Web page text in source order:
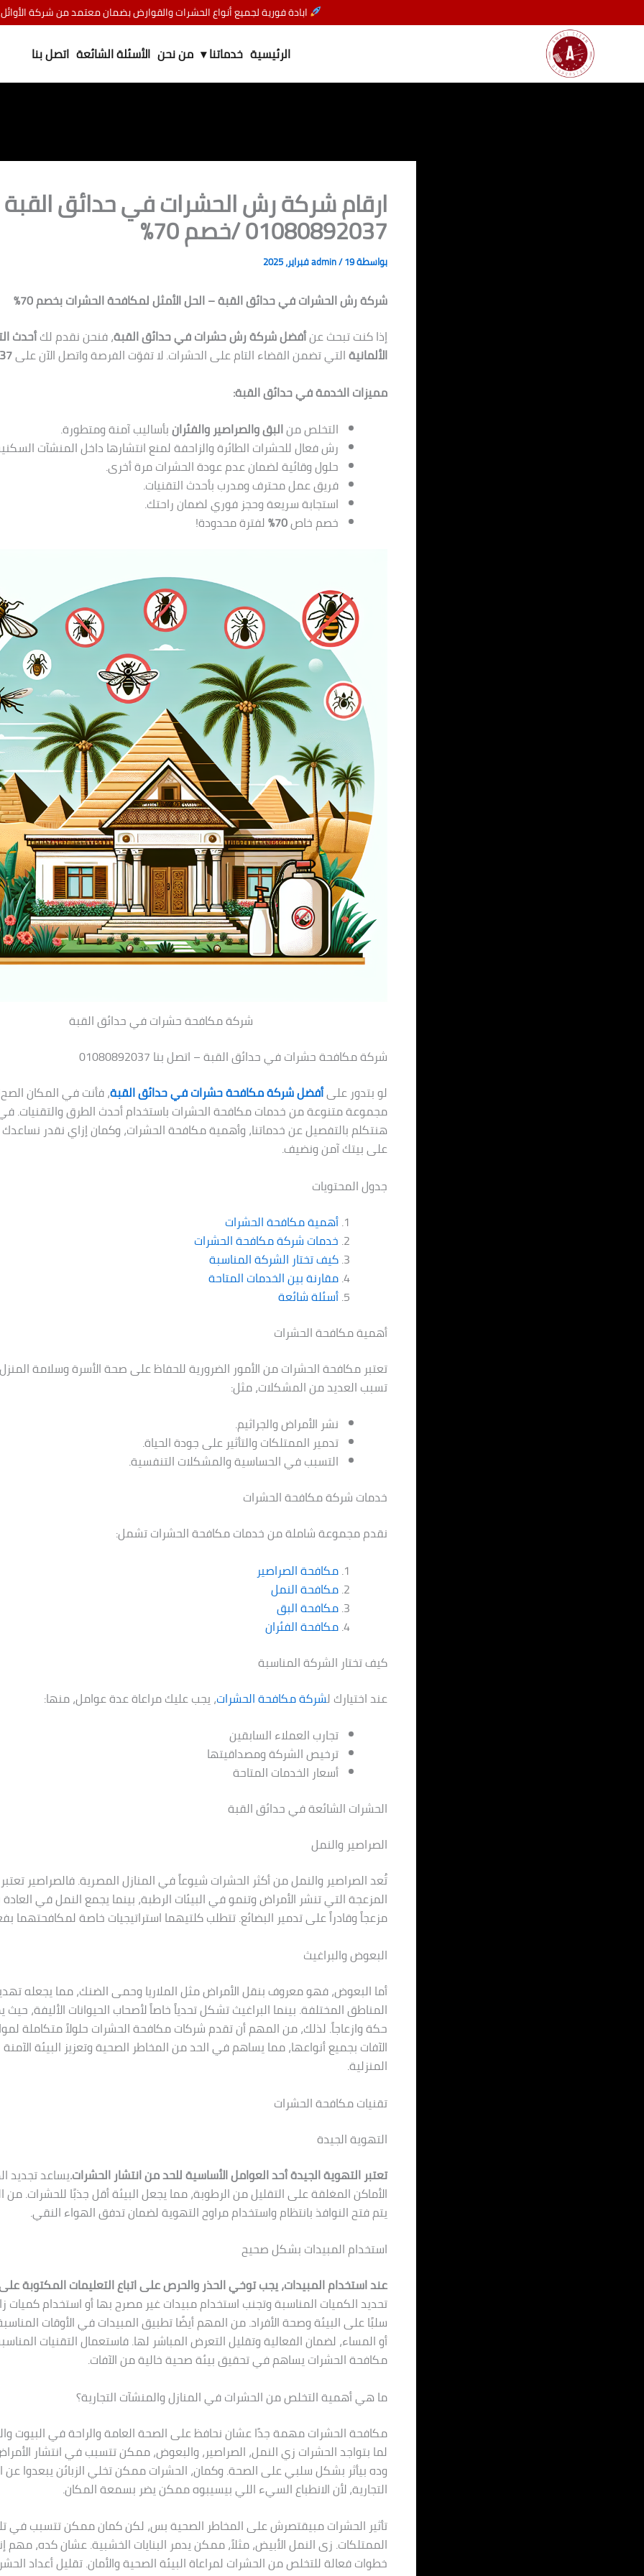
إلى
ابادة فورية لجميع أنواع الحشرات والقوارض بضمان معتمد من شركة الأوائل
الرئيسية خدماتنا ▾ من نحن الأسئلة الشائعة اتصل بنا
ارقام شركة رش الحشرات في حدائق القبة
01080892037 /خصم 70%
بواسطة admin/19 فبراير، 2025
شركة رش الحشرات في حدائق القبة – الحل الأمثل لمكافحة الحشرات بخصم 70%
إذا كنت تبحث عنأفضل شركة رش حشرات في حدائق القبة، فنحن نقدم لكأحدث
الألمانيةالتي تضمن القضاء التام على الحشرات. لا تفوّت الفرصة واتصل الآن على
مميزات الخدمة في حدائق القبة:
التخلص منالبق والصراصير والفئرانبأساليب آمنة ومتطورة.
رش فعال للحشرات الطائرة والزاحفة لمنع انتشارها داخل المنشآت
حلول وقائية لضمان عدم عودة الحشرات مرة أخرى.
فريق عمل محترف ومدرب بأحدث التقنيات.
استجابة سريعة وحجز فوري لضمان راحتك.
خصم خاص70% لفترة محدودة!
شركة مكافحة حشرات في حدائق القبة
شركة مكافحة حشرات في حدائق القبة – اتصل بنا 01080892037
لو بتدور علىأفضل شركة مكافحة حشرات في حدائق القبة، فأنت في المكان
مجموعة متنوعة من خدمات مكافحة الحشرات باستخدام أحدث الطرق والتقنيات.
هنتكلم بالتفصيل عن خدماتنا، وأهمية مكافحة الحشرات، وكمان إزاي نقدر
على بيتك آمن ونضيف.
جدول المحتويات
أهمية مكافحة الحشرات
خدمات شركة مكافحة الحشرات
كيف تختار الشركة المناسبة
مقارنة بين الخدمات المتاحة
أسئلة شائعة
أهمية مكافحة الحشرات
تعتبر مكافحة الحشرات من الأمور الضرورية للحفاظ على صحة الأسرة وسلامة
تسبب العديد من المشكلات، مثل:
نشر الأمراض والجراثيم.
تدمير الممتلكات والتأثير على جودة الحياة.
التسبب في الحساسية والمشكلات التنفسية.
خدمات شركة مكافحة الحشرات
نقدم مجموعة شاملة من خدمات مكافحة الحشرات تشمل:
مكافحة الصراصير
مكافحة النمل
مكافحة البق
مكافحة الفئران
كيف تختار الشركة المناسبة
عند اختيارك لشركة مكافحة الحشرات، يجب عليك مراعاة عدة عوامل، منها:
تجارب العملاء السابقين
ترخيص الشركة ومصداقيتها
أسعار الخدمات المتاحة
الحشرات الشائعة في حدائق القبة
الصراصير والنمل
تُعد الصراصير والنمل من أكثر الحشرات شيوعاً في المنازل المصرية. فالصراصير
المزعجة التي تنشر الأمراض وتنمو في البيئات الرطبة، بينما يجمع النمل في
مزعجاً وقادراً على تدمير البضائع. تتطلب كلتيهما استراتيجيات خاصة لمكافحتهما
البعوض والبراغيث
أما البعوض، فهو معروف بنقل الأمراض مثل الملاريا وحمى الضنك، مما يجعله
المناطق المختلفة. بينما البراغيث تشكل تحدياً خاصاً لأصحاب الحيوانات الأليفة،
حكة وازعاجاً. لذلك، من المهم أن تقدم شركات مكافحة الحشرات حلولاً متكاملة
الآفات بجميع أنواعها، مما يساهم في الحد من المخاطر الصحية وتعزيز البيئة الآمنة
المنزلية.
تقنيات مكافحة الحشرات
التهوية الجيدة
تعتبر التهوية الجيدة أحد العوامل الأساسية للحد من انتشار الحشرات.يساعد تجديد
الأماكن المغلقة على التقليل من الرطوبة، مما يجعل البيئة أقل جذبًا للحشرات. من
يتم فتح النوافذ بانتظام واستخدام مراوح التهوية لضمان تدفق الهواء النقي.
استخدام المبيدات بشكل صحيح
عند استخدام المبيدات، يجب توخي الحذر والحرص على اتباع التعليمات المكتوبة
تحديد الكميات المناسبة وتجنب استخدام مبيدات غير مصرح بها أو استخدام كميات
سلبًا على البيئة وصحة الأفراد. من المهم أيضًا تطبيق المبيدات في الأوقات
أو المساء، لضمان الفعالية وتقليل التعرض المباشر لها. فاستعمال التقنيات
مكافحة الحشرات يساهم في تحقيق بيئة صحية خالية من الآفات.
ما هي أهمية التخلص من الحشرات في المنازل والمنشآت التجارية؟
مكافحة الحشرات مهمة جدًا عشان نحافظ على الصحة العامة والراحة في البيوت
لما بتواجد الحشرات زي النمل، الصراصير، والبعوض، ممكن تتسبب في انتشار
وده بيأثر بشكل سلبي على الصحة. وكمان، الحشرات ممكن تخلي الزبائن يبعدوا عن
التجارية، لأن الانطباع السيء اللي بيسيبوه ممكن يضر بسمعة المكان.
تأثير الحشرات مبيقتصرش على المخاطر الصحية بس، لكن كمان ممكن تتسبب في
الممتلكات. زى النمل الأبيض، مثلاً، ممكن يدمر البنايات الخشبية. عشان كده، مهم
خطوات فعالة للتخلص من الحشرات لمراعاة البيئة الصحية والأمان. تقليل أعداد